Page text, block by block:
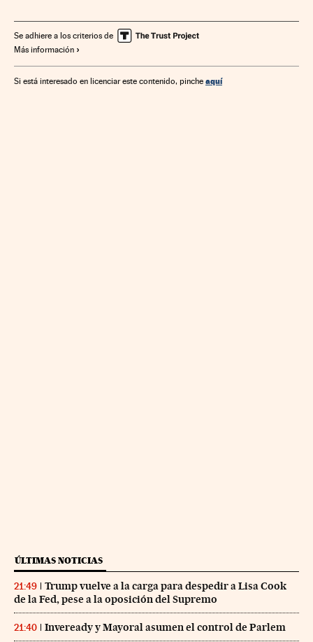
Se adhiere a los criterios de
Más información
Si está interesado en licenciar este contenido, pinche aquí
ÚLTIMAS NOTICIAS
21:49
Trump vuelve a la carga para despedir a Lisa Cook
de la Fed, pese a la oposición del Supremo
21:40 Inveready y Mayoral asumen el control de Parlem